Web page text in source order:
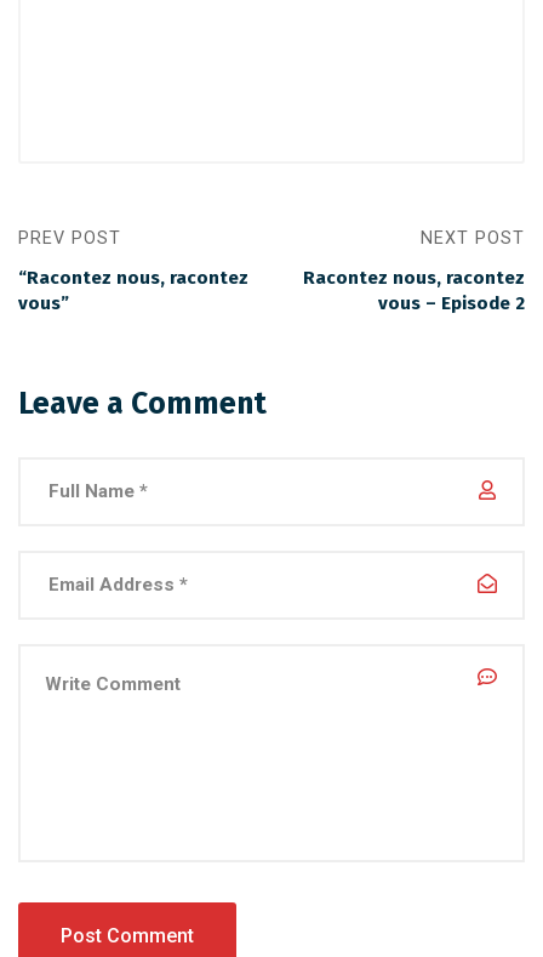
PREV POST
“Racontez nous, racontez
vous”
NEXT POST
Racontez nous, racontez
vous – Episode 2
Leave a Comment